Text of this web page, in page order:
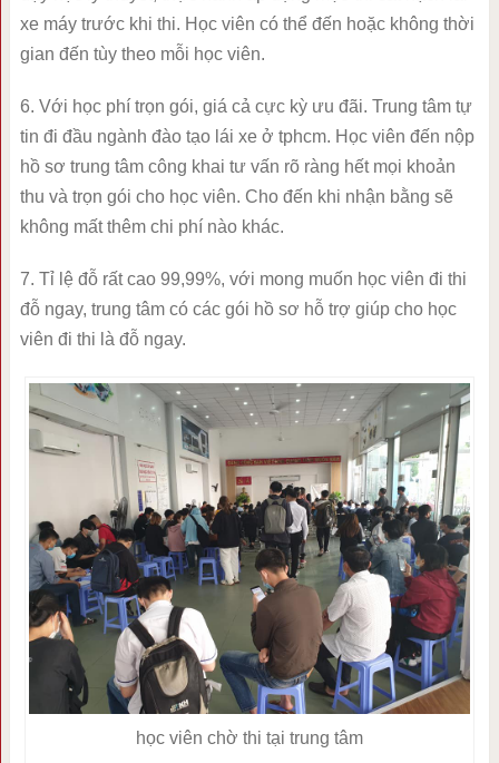
xe máy trước khi thi. Học viên có thể đến hoặc không thời
gian đến tùy theo mỗi học viên.
6. Với học phí trọn gói, giá cả cực kỳ ưu đãi. Trung tâm tự
tin đi đầu ngành đào tạo lái xe ở tphcm. Học viên đến nộp
hồ sơ trung tâm công khai tư vấn rõ ràng hết mọi khoản
thu và trọn gói cho học viên. Cho đến khi nhận bằng sẽ
không mất thêm chi phí nào khác.
7. Tỉ lệ đỗ rất cao 99,99%, với mong muốn học viên đi thi
đỗ ngay, trung tâm có các gói hồ sơ hỗ trợ giúp cho học
viên đi thi là đỗ ngay.
học viên chờ thi tại trung tâm